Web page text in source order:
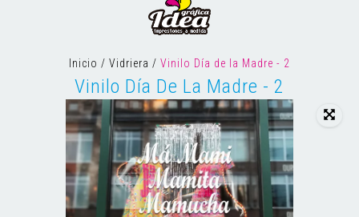
Inicio / Vidriera / Vinilo Día de la Madre - 2
Vinilo Día De La Madre - 2